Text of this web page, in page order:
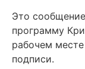
Это
программу
рабочем
подписи.